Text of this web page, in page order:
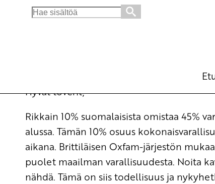
Search
Hyvät toverit,
Rikkain 10% suomalaisista omistaa 45%
alussa. Tämän 10% osuus
aikana. Brittiläisen Oxfam-järjestön
puolet maailman varallisuudesta. Noita
nähdä. Tämä on siis todellisuus ja